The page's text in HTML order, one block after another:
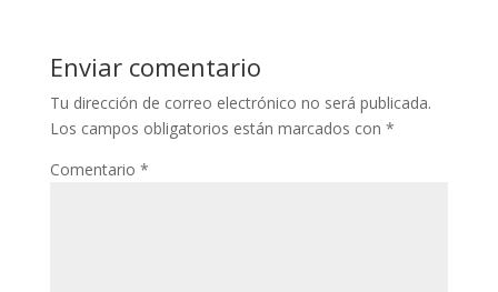
Enviar comentario
Tu dirección de correo electrónico no será publicada.
Los campos obligatorios están marcados con *
Comentario *